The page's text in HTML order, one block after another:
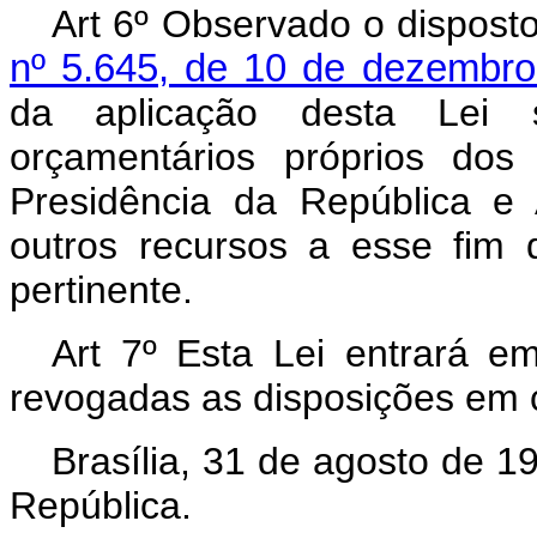
Art 6º Observado o
nº 5.645, de 10 de
da aplicação desta Lei
orçamentários próprios
Presidência da República
outros recursos a esse fim
pertinente.
Art 7º Esta Lei entrará
revogadas as disposições em
Brasília, 31 de agosto de
República.